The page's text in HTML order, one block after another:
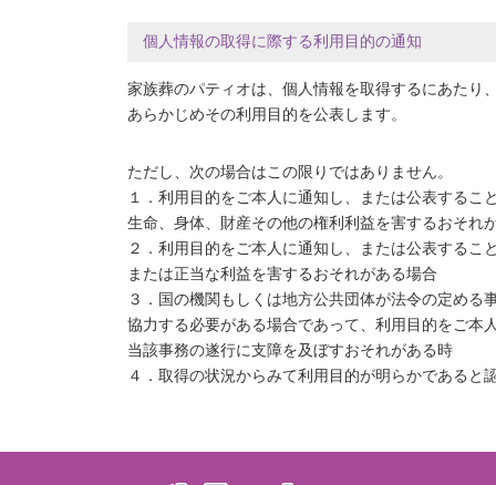
個人情報の取得に際する利用目的の通知
家族葬のパティオは、個人情報を取得するにあたり
あらかじめその利用目的を公表します。
ただし、次の場合はこの限りではありません。
１．利用目的をご本人に通知し、または公表するこ
生命、身体、財産その他の権利利益を害するおそれ
２．利用目的をご本人に通知し、または公表するこ
または正当な利益を害するおそれがある場合
３．国の機関もしくは地方公共団体が法令の定める
協力する必要がある場合であって、利用目的をご本
当該事務の遂行に支障を及ぼすおそれがある時
４．取得の状況からみて利用目的が明らかであると